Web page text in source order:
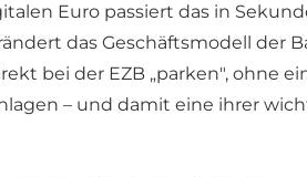
Euro passiert das in
das Geschäftsmodell der
bei der EZB „parken", ohne
– und damit eine ihrer